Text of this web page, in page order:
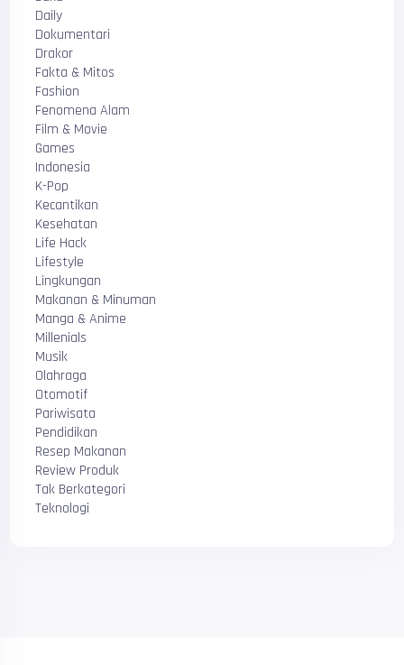
Daily
Dokumentari
Drakor
Fakta & Mitos
Fashion
Fenomena Alam
Film & Movie
Games
Indonesia
K-Pop
Kecantikan
Kesehatan
Life Hack
Lifestyle
Lingkungan
Makanan & Minuman
Manga & Anime
Millenials
Musik
Olahraga
Otomotif
Pariwisata
Pendidikan
Resep Makanan
Review Produk
Tak Berkategori
Teknologi